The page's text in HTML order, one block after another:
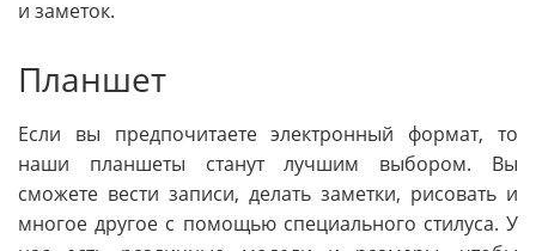
и заметок.
Планшет
Если вы предпочитаете электронный формат, то
наши планшеты станут лучшим выбором. Вы
сможете вести записи, делать заметки, рисовать и
многое другое с помощью специального стилуса. У